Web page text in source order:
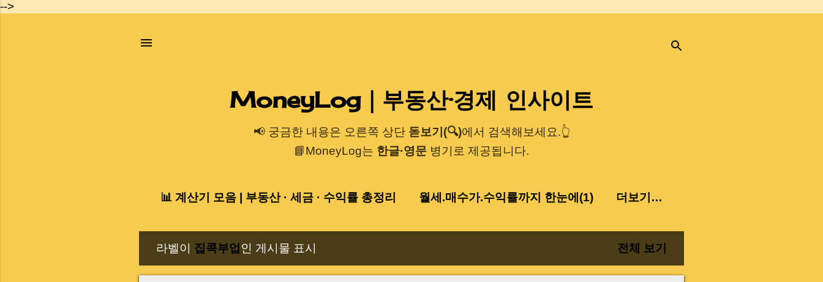
-->
기본 콘텐츠로 건너뛰기
MoneyLog｜부동산·경제 인사이트
📢 궁금한 내용은 오른쪽 상단돋보기(🔍)에서 검색해보세요.👆
📘MoneyLog는 한글·영문 병기로 제공됩니다.
📊 계산기 모음 | 부동산 · 세금 · 수익률 총정리 월세.매수가.수익률까지 한눈에(1) 더보기…
라벨이 집콕부업 인 게시물 표시 전체 보기